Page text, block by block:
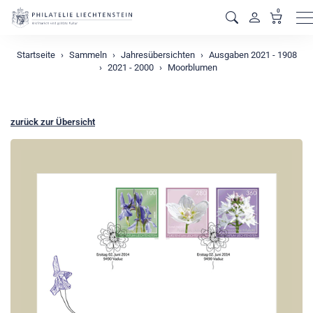
0
Startseite Sammeln Jahresübersichten
Ausgaben 2021 - 1908
2021 - 2000
Moorblumen
zurück zur Übersicht